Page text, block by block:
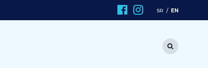
SR EN